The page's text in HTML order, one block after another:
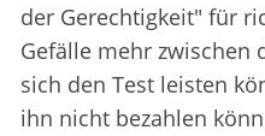
der Gerechtigkeit" für
Gefälle mehr zwischen
sich den Test leisten
ihn nicht bezahlen